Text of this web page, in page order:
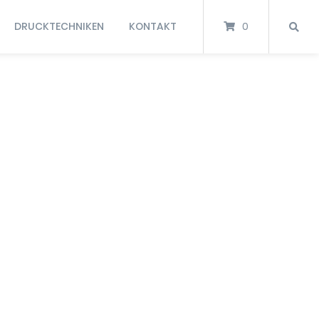
DRUCKTECHNIKEN KONTAKT 0